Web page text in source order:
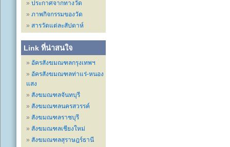
ประกาศจากทางวัด
ภาพกิจกรรมของวัด
สารวัดแต่ละสัปดาห์
Link ที่น่าสนใจ
อัครสังฆมณฑลกรุงเทพฯ
อัครสังฆมณฑลท่าแร่-หนอง
แสง
สังฆมณฑลจันทบุรี
สังฆมณฑลนครสวรรค์
สังฆมณฑลราชบุรี
สังฆมณฑลเชียงใหม่
สังฆมณฑลสุราษฎร์ธานี